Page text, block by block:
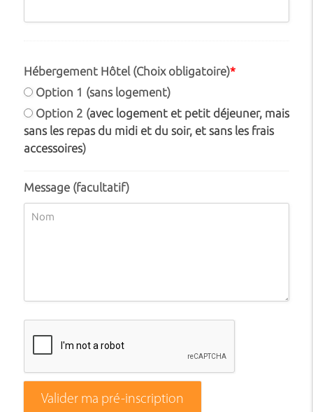
Hébergement Hôtel (Choix obligatoire)*
Option 1 (sans logement)
Option 2 (avec logement et petit déjeuner, mais
sans les repas du midi et du soir, et sans les frais
accessoires)
Message (facultatif)
Valider ma pré-inscription